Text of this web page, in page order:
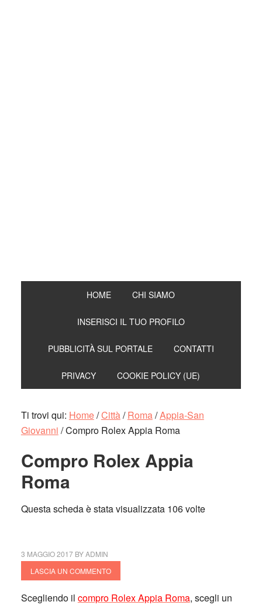
HOME CHI SIAMO
INSERISCI IL TUO PROFILO
PUBBLICITÀ SUL PORTALE CONTATTI
PRIVACY COOKIE POLICY (UE)
Ti trovi qui: Home/Città/ Roma/Appia-San
Giovanni /Compro Rolex Appia Roma
Compro Rolex Appia
Roma
Questa scheda è stata visualizzata 106 volte
3 MAGGIO 2017BYADMIN
LASCIA UN COMMENTO
Scegliendo il compro Rolex Appia Roma, scegli un